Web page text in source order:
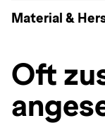
Material &
Oft